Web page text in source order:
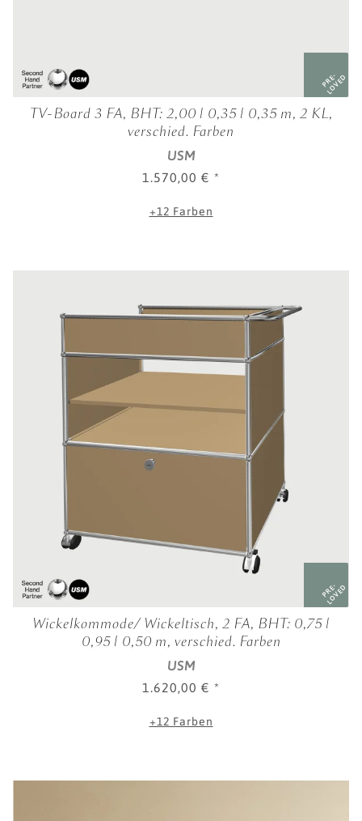
PRE-
LOVED
TV-Board 3 FA, BHT: 2,00 | 0,35 | 0,35 m, 2 KL,
verschied. Farben
USM
1.570,00 € *
+12 Farben
PRE-
LOVED
Wickelkommode/ Wickeltisch, 2 FA, BHT: 0,75 |
0,95 | 0,50 m, verschied. Farben
USM
1.620,00 € *
+12 Farben